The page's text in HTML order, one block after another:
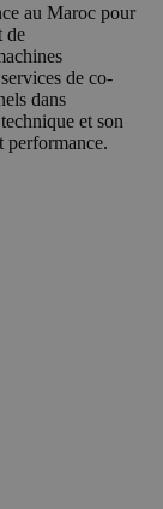
au Maroc pour
de
de co-
dans
et son
performance.